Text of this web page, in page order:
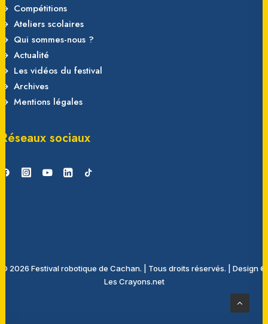
Compétitions
Ateliers scolaires
Qui sommes-nous ?
Actualité
Les vidéos du festival
Archives
Mentions légales
Réseaux sociaux
© 2026 Festival robotique de Cachan. Tous droits réservés.
Design ©
Les Crayons.net